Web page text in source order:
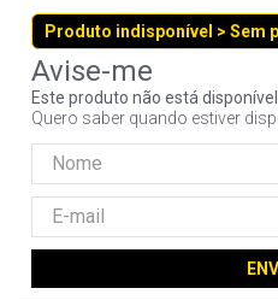
Produto indisponível > Sem
Este produto não está
Quero saber quando estiver
8º
10º